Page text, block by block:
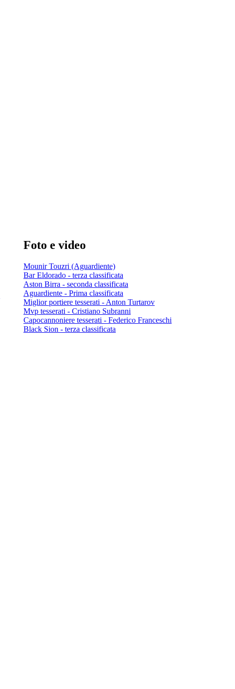
Foto e video
Mounir Touzri (Aguardiente)
Bar Eldorado - terza classificata
Aston Birra - seconda classificata
Aguardiente - Prima classificata
Miglior portiere tesserati - Anton Turtarov
Mvp tesserati - Cristiano Subranni
Capocannoniere tesserati - Federico Franceschi
Black Sion - terza classificata